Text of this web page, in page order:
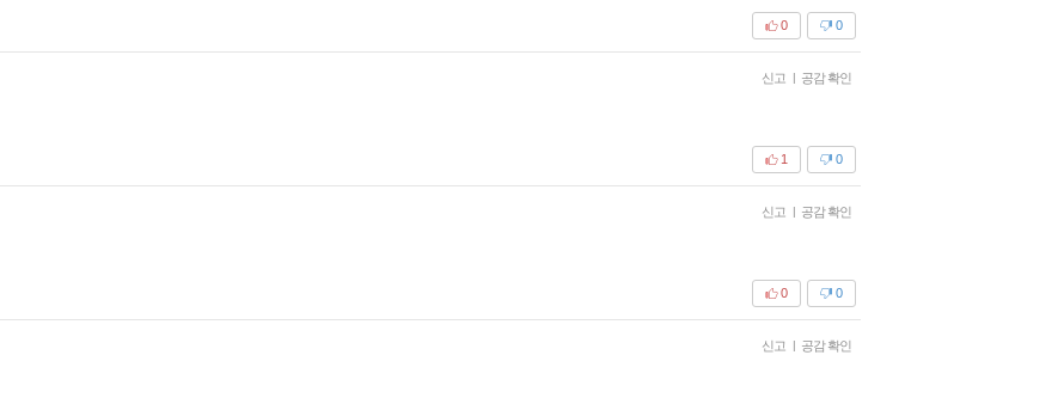
0
0
신고 | 공감 확인
0
1
신고 | 공감 확인
0
0
신고 | 공감 확인